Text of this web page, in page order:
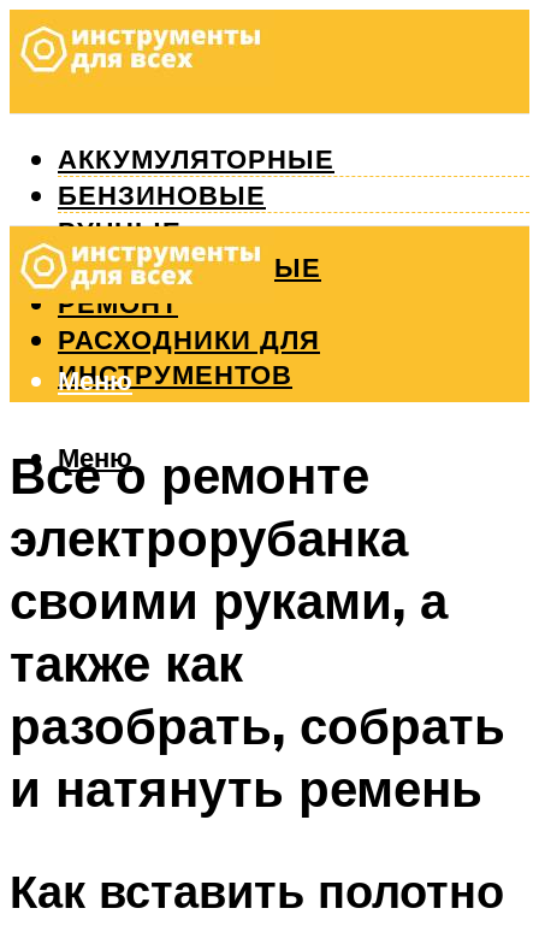
АККУМУЛЯТОРНЫЕ
БЕНЗИНОВЫЕ
РУЧНЫЕ
ИЗМЕРИТЕЛЬНЫЕ
РЕМОНТ
РАСХОДНИКИ ДЛЯ
ИНСТРУМЕНТОВ
Меню
Меню
Все о ремонте
электрорубанка
своими руками, а
также как
разобрать, собрать
и натянуть ремень
Как вставить полотно